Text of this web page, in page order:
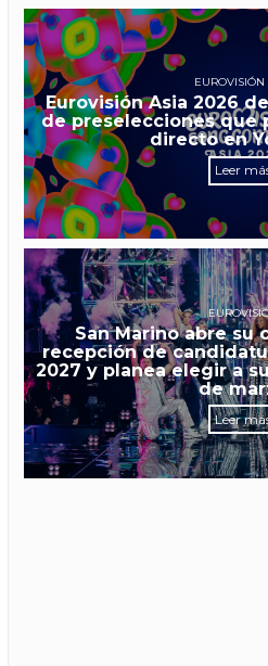
EUROVISIÓN
Eurovisión Asia 2026
de preselecciones que
directo en
Leer
San Marino abre su
recepción de
2027 y planea elegir a
de
Leer